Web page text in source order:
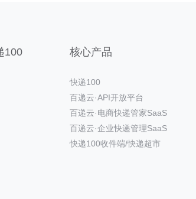
100 核心产品
快递100
百递云·API开放平台
百递云·电商快递管家SaaS
百递云·企业快递管理SaaS
快递100收件端/快递超市